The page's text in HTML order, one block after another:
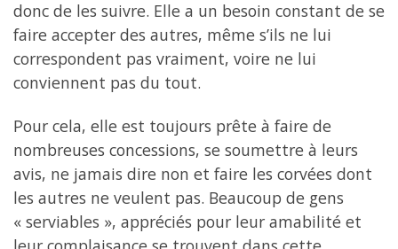
donc de les suivre. Elle a un besoin constant de se
faire accepter des autres, même s’ils ne lui
correspondent pas vraiment, voire ne lui
conviennent pas du tout.
Pour cela, elle est toujours prête à faire de
nombreuses concessions, se soumettre à leurs
avis, ne jamais dire non et faire les corvées dont
les autres ne veulent pas. Beaucoup de gens
« serviables », appréciés pour leur amabilité et